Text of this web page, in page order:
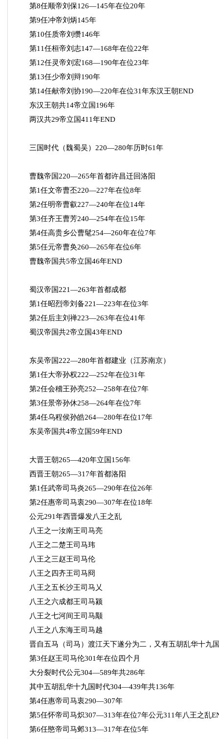
第8任顺帝刘保126—145年在位20年
第9任冲帝刘炳145年
第10任质帝刘缵146年
第11任桓帝刘志147—168年在位22年
第12任灵帝刘宏168—190年在位23年
第13任少帝刘辩190年
第14任献帝刘协190—220年在位31年东汉王朝END
东汉王朝共14帝立国196年
两汉共29帝立国411年END
三国时代（魏蜀吴）220—280年历时61年
曹魏帝国220—265年首都许昌迁回洛阳
第1任文帝曹丕220—227年在位8年
第2任明帝曹叡227—240年在位14年
第3任齐王曹芳240—254年在位15年
第4任高贵乡公曹髦254—260年在位7年
第5任元帝曹奂260—265年在位6年
曹魏帝国共5帝立国46年END
蜀汉帝国221—263年首都成都
第1任昭烈帝刘备221—223年在位3年
第2任后主刘禅223—263年在位41年
蜀汉帝国共2帝立国43年END
东吴帝国222—280年首都建业（江苏南京）
第1任大帝孙权222—252年在位31年
第2任会稽王孙亮252—258年在位7年
第3任景帝孙休258—264年在位7年
第4任乌程侯孙皓264—280年在位17年
东吴帝国共4帝立国59年END
大晋王朝265—420年立国156年
西晋王朝265—317年首都洛阳
第1任武帝司马炎265—290年在位26年
第2任惠帝司马衷290—307年在位18年
公元291年西晋爆发八王之乱
八王之一汝南王司马亮
八王之二楚王司马玮
八王之三赵王司马伦
八王之四齐王司马冏
八王之五长沙王司马乂
八王之六成都王司马颍
八王之七河间王司马颙
八王之八东海王司马越
晋自五马（司马）渡江天下遂分为二，又有五胡乱华十九
第3任赵王司马伦301年在位四个月
大分裂时代公元304—589年共286年
其中五胡乱华十九国时代304—439年共136年
第4任惠帝司马衷290—307年
第5任怀帝司马炽307—313年在位7年公元311年八王之乱
第6任愍帝司马邺313—317年在位5年